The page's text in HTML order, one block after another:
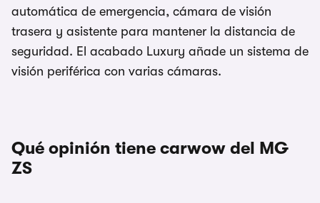
automática de emergencia, cámara de visión
trasera y asistente para mantener la distancia de
seguridad. El acabado Luxury añade un sistema de
visión periférica con varias cámaras.
Qué opinión tiene carwow del MG
ZS